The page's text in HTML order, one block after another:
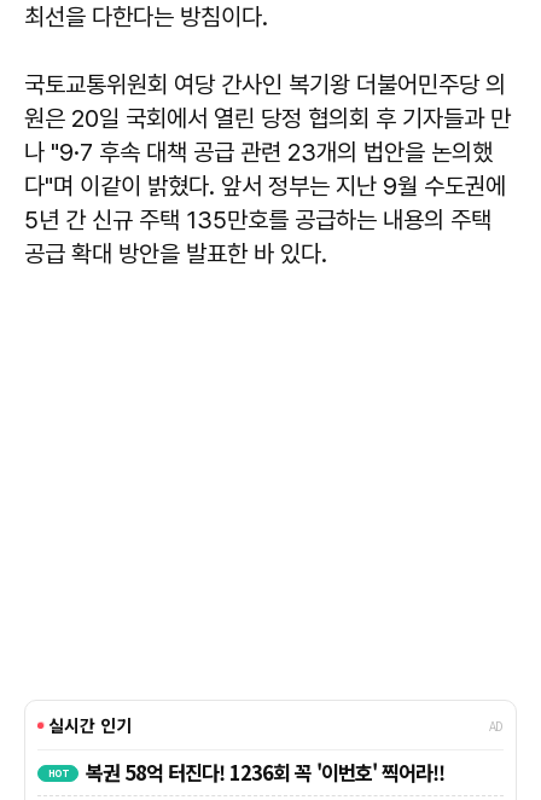
최선을 다한다는 방침이다.
국토교통위원회 여당 간사인 복기왕 더불어민주당 의
원은 20일 국회에서 열린 당정 협의회 후 기자들과 만
나 "9·7 후속 대책 공급 관련 23개의 법안을 논의했
다"며 이같이 밝혔다. 앞서 정부는 지난 9월 수도권에
5년 간 신규 주택 135만호를 공급하는 내용의 주택
공급 확대 방안을 발표한 바 있다.